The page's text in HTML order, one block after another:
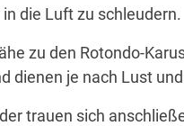
die Luft zu schleudern.
zu den Rotondo-
dienen je nach Lust
trauen sich